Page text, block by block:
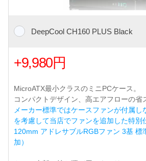
DeepCool CH160 PLUS Black
+9,980円
MicroATX最小クラスのミニPCケース。
コンパクトデザイン、高エアフローの省
メーカー標準ではケースファンが付属し
を考慮して当店でファンを追加した特別
120mm アドレサブルRGBファン 3基 標
加）